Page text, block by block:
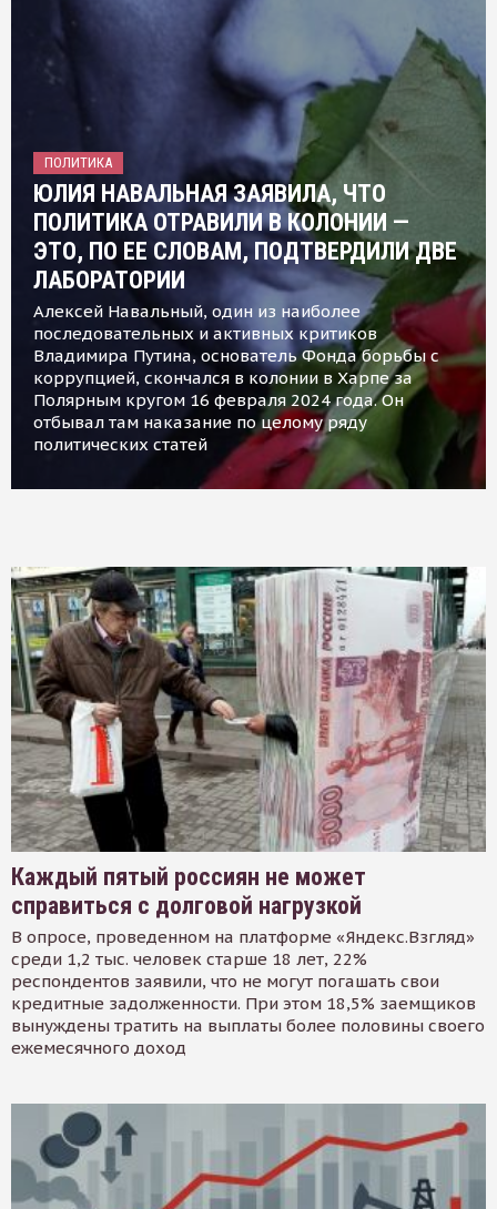
ПОЛИТИКА
ЮЛИЯ НАВАЛЬНАЯ ЗАЯВИЛА, ЧТО
ПОЛИТИКА ОТРАВИЛИ В КОЛОНИИ —
ЭТО, ПО ЕЕ СЛОВАМ, ПОДТВЕРДИЛИ ДВЕ
ЛАБОРАТОРИИ
Алексей Навальный, один из наиболее
последовательных и активных критиков
Владимира Путина, основатель Фонда борьбы с
коррупцией, скончался в колонии в Харпе за
Полярным кругом 16 февраля 2024 года. Он
отбывал там наказание по целому ряду
политических статей
Каждый пятый россиян не может
справиться с долговой нагрузкой
В опросе, проведенном на платформе «Яндекс.Взгляд»
среди 1,2 тыс. человек старше 18 лет, 22%
респондентов заявили, что не могут погашать свои
кредитные задолженности. При этом 18,5% заемщиков
вынуждены тратить на выплаты более половины своего
ежемесячного доход